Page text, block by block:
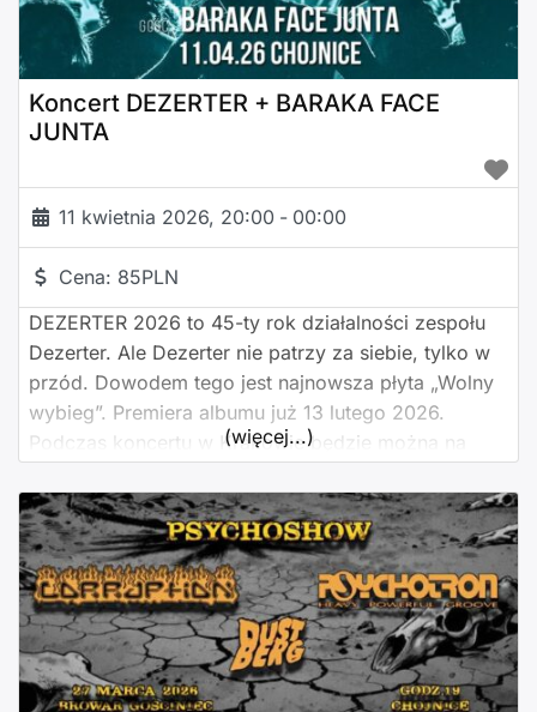
Koncert DEZERTER + BARAKA FACE
JUNTA
11 kwietnia 2026, 20:00 - 00:00
Cena: 85PLN
DEZERTER 2026 to 45-ty rok działalności zespołu
Dezerter. Ale Dezerter nie patrzy za siebie, tylko w
przód. Dowodem tego jest najnowsza płyta „Wolny
wybieg”. Premiera albumu już 13 lutego 2026.
Podczas koncertu w Krakowie będzie można na
bogatego dorobku zespołu jak i nowe kompozycje z
najnowszego albumu. DEZERTER to: Robert Matera
– gitara,
(więcej...)